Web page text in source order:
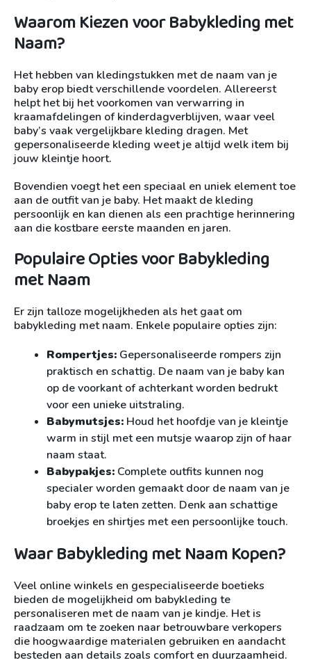
Waarom Kiezen voor Babykleding met
Naam?
Het hebben van kledingstukken met de naam van je
baby erop biedt verschillende voordelen. Allereerst
helpt het bij het voorkomen van verwarring in
kraamafdelingen of kinderdagverblijven, waar veel
baby’s vaak vergelijkbare kleding dragen. Met
gepersonaliseerde kleding weet je altijd welk item bij
jouw kleintje hoort.
Bovendien voegt het een speciaal en uniek element toe
aan de outfit van je baby. Het maakt de kleding
persoonlijk en kan dienen als een prachtige herinnering
aan die kostbare eerste maanden en jaren.
Populaire Opties voor Babykleding
met Naam
Er zijn talloze mogelijkheden als het gaat om
babykleding met naam. Enkele populaire opties zijn:
Rompertjes: Gepersonaliseerde rompers zijn
praktisch en schattig. De naam van je baby kan
op de voorkant of achterkant worden bedrukt
voor een unieke uitstraling.
Babymutsjes: Houd het hoofdje van je kleintje
warm in stijl met een mutsje waarop zijn of haar
naam staat.
Babypakjes: Complete outfits kunnen nog
specialer worden gemaakt door de naam van je
baby erop te laten zetten. Denk aan schattige
broekjes en shirtjes met een persoonlijke touch.
Waar Babykleding met Naam Kopen?
Veel online winkels en gespecialiseerde boetieks
bieden de mogelijkheid om babykleding te
personaliseren met de naam van je kindje. Het is
raadzaam om te zoeken naar betrouwbare verkopers
die hoogwaardige materialen gebruiken en aandacht
besteden aan details zoals comfort en duurzaamheid.